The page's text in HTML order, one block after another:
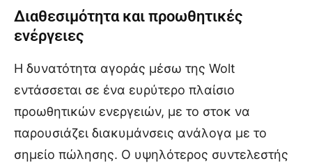
Διαθεσιμότητα και προωθητικές
ενέργειες
Η δυνατότητα αγοράς μέσω της Wolt
εντάσσεται σε ένα ευρύτερο πλαίσιο
προωθητικών ενεργειών, με το στοκ να
παρουσιάζει διακυμάνσεις ανάλογα με το
σημείο πώλησης. Ο υψηλότερος συντελεστής